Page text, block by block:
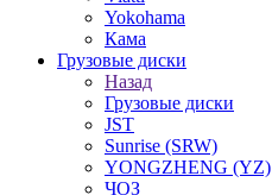
Yokohama
Кама
Грузовые диски
Назад
Грузовые диски
JST
Sunrise (SRW)
YONGZHENG (YZ)
ЧОЗ